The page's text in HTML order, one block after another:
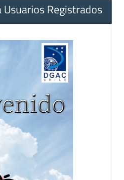
Registrados